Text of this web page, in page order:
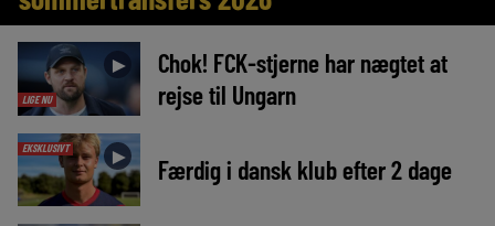
LIGE NU
►
Chok! FCK-stjerne har nægtet at
rejse til Ungarn
EKSKLUSIVT ► Færdig i dansk klub efter 2 dage